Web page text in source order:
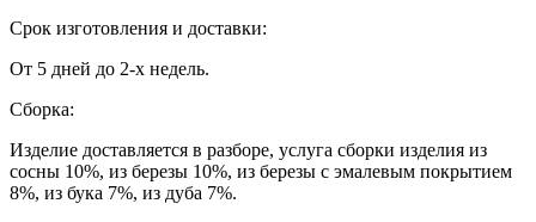
Срок изготовления и доставки:
От 5 дней до 2-х недель.
Сборка:
Изделие доставляется в разборе, услуга сборки изделия из
сосны 10%, из березы 10%, из березы с эмалевым покрытием
8%, из бука 7%, из дуба 7%.